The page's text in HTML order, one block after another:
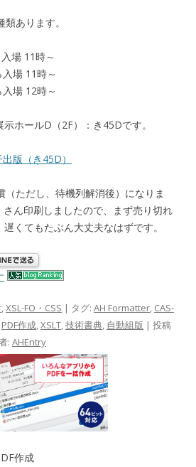
あります。
場 11時～
場 11時～
場 12時～
ホールD（2F）：き45Dです。
版（き45D）
（ただし、待機列解消後）になりま
ん印刷しましたので、まず売り切れ
くてもたぶん大丈夫なはずです。
,XSL-FO・CSS | タグ: AH Formatter, CAS-
PDF作成,XSLT,技術書典, 自動組版 | 投稿
: AHEntry
作成